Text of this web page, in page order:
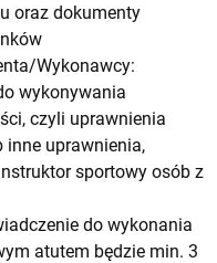
oraz dokumenty
Wykonawcy:
wykonywania
czyli uprawnienia
uprawnienia,
sportowy osób z
do wykonania
atutem będzie min. 3